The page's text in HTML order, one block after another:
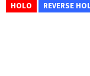
HOLO REVERSE